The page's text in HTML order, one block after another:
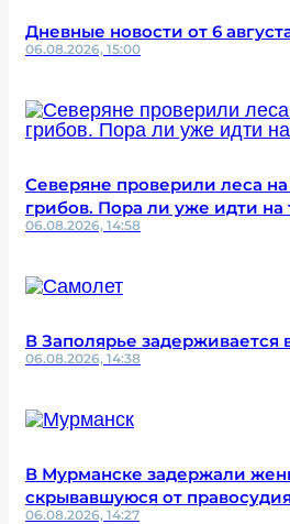
Дневные новости от 6
06.08.2026, 15:00
Северяне проверили леса
грибов. Пора ли уже идти на
06.08.2026, 14:58
В Заполярье задерживается
06.08.2026, 14:38
В Мурманске задержали
скрывавшуюся от правосудия
06.08.2026, 14:27